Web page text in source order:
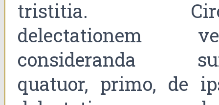
tristitia.
delectationem
consideranda
quatuor, primo, de